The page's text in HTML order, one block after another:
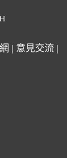
| 意見交流 |